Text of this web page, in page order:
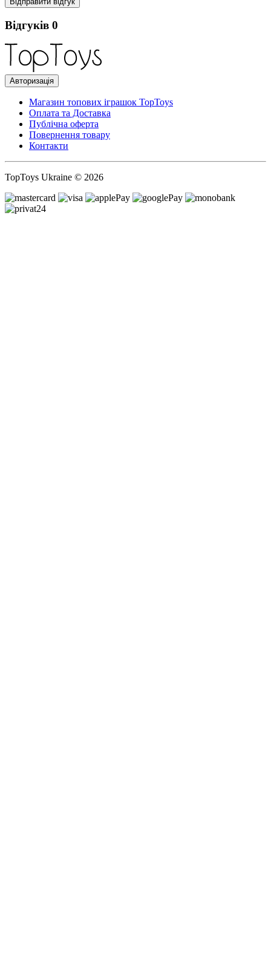
Відгуків 0
Авторизація
Магазин топових іграшок TopToys
Оплата та Доставка
Публічна оферта
Повернення товару
Контакти
TopToys Ukraine © 2026